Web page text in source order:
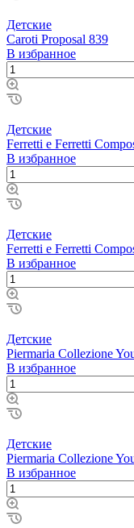
Детские
Caroti Proposal 839
В избранное
Детские
Ferretti e Ferretti
В избранное
Детские
Ferretti e Ferretti
В избранное
Детские
Piermaria Collezione
В избранное
Детские
Piermaria Collezione
В избранное